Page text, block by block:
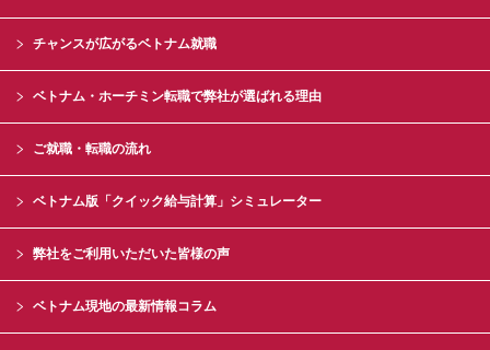
チャンスが広がるベトナム就職
ベトナム・ホーチミン転職で弊社が選ばれる理由
ご就職・転職の流れ
ベトナム版「クイック給与計算」シミュレーター
弊社をご利用いただいた皆様の声
ベトナム現地の最新情報コラム